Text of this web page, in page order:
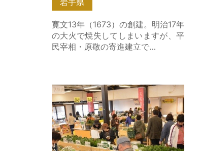
寛文13年（1673）の創建。明治17年
の大火で焼失してしまいますが、平
民宰相・原敬の寄進建立で…
農産物直売所 母ちゃんハウスだあ
すこ の詳細はこちら